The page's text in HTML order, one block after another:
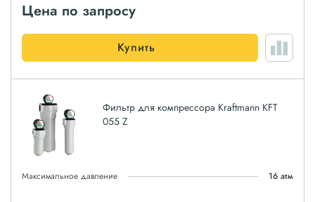
Цена по запросу
Купить
Фильтр для компрессора Kraftmann KFT
055 Z
Максимальное давление 16 атм